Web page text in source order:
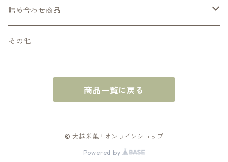
詰め合わせ商品
餃子せんべい詰め合わせ
その他
商品一覧に戻る
© 大越米菓店オンラインショップ
Powered by